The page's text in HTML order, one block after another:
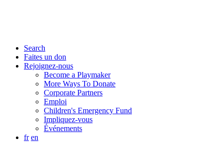
Search
Faites un don
Rejoignez-nous
Become a Playmaker
More Ways To Donate
Corporate Partners
Emploi
Children's Emergency Fund
Impliquez-vous
Événements
fr en